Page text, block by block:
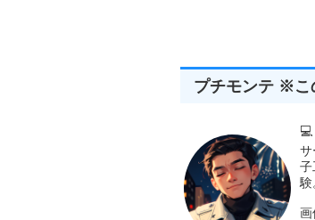
プチモンテ ※こ
💻
サ
子
験
画